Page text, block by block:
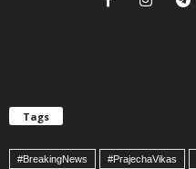
Tags
#BreakingNews #PrajechaVikas